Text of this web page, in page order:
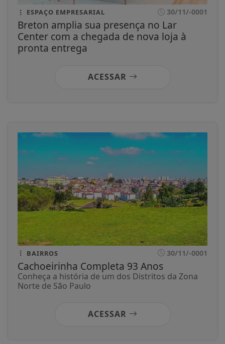
ESPAÇO EMPRESARIAL 30/11/-0001
Breton amplia sua presença no Lar
Center com a chegada de nova loja à
pronta entrega
ACESSAR
BAIRROS 30/11/-0001
Cachoeirinha Completa 93 Anos
Conheça a história de um dos Distritos da Zona
Norte de São Paulo
ACESSAR